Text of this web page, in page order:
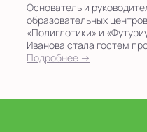
Основатель и
образовательных центров
«Полиглотики» и
Иванова стала гостем
Подробнее →